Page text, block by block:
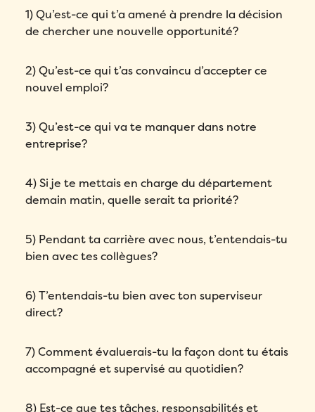
1) Qu’est-ce qui t’a amené à prendre la décision
de chercher une nouvelle opportunité?
2) Qu’est-ce qui t’as convaincu d’accepter ce
nouvel emploi?
3) Qu’est-ce qui va te manquer dans notre
entreprise?
4) Si je te mettais en charge du département
demain matin, quelle serait ta priorité?
5) Pendant ta carrière avec nous, t’entendais-tu
bien avec tes collègues?
6) T’entendais-tu bien avec ton superviseur
direct?
7) Comment évaluerais-tu la façon dont tu étais
accompagné et supervisé au quotidien?
8) Est-ce que tes tâches, responsabilités et